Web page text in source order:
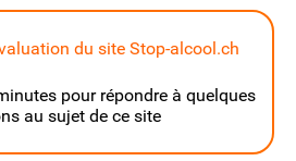
du site Stop-alcool.ch
pour répondre à quelques
au sujet de ce site